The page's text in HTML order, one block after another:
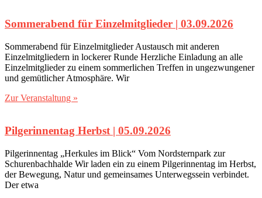
Sommerabend für Einzelmitglieder | 03.09.2026
Sommerabend für Einzelmitglieder Austausch mit anderen
Einzelmitgliedern in lockerer Runde Herzliche Einladung an alle
Einzelmitglieder zu einem sommerlichen Treffen in ungezwungener
und gemütlicher Atmosphäre. Wir
Zur Veranstaltung »
Pilgerinnentag Herbst | 05.09.2026
Pilgerinnentag „Herkules im Blick“ Vom Nordsternpark zur
Schurenbachhalde Wir laden ein zu einem Pilgerinnentag im Herbst,
der Bewegung, Natur und gemeinsames Unterwegssein verbindet.
Der etwa